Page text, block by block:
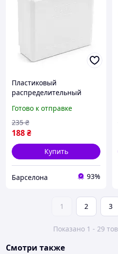
Пластиковый
распределительный
навесной для
промышленных систем
Готово к отправке
188₴
235 ₴
Купить
Барселона 93%
1 2 3
Показано 1 - 29
Смотри также